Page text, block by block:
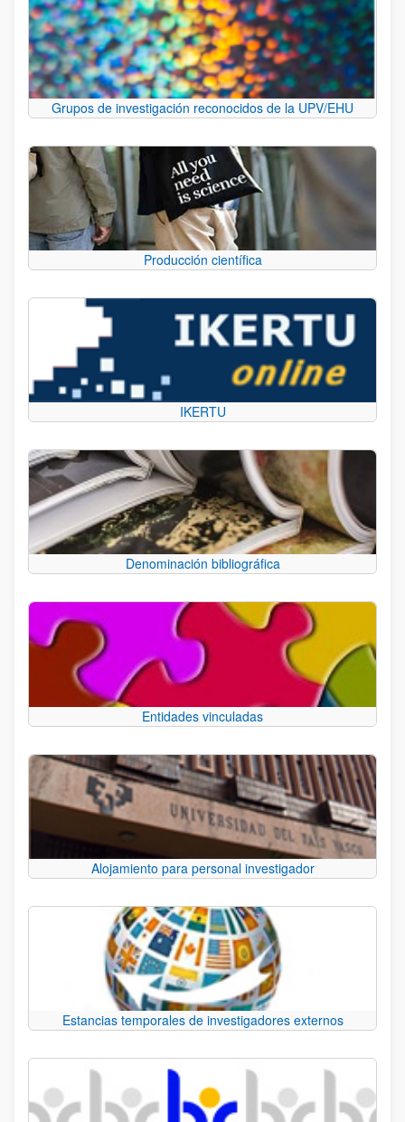
Grupos de investigación reconocidos de la UPV/EHU
Producción científica
IKERTU
Denominación bibliográfica
Entidades vinculadas
Alojamiento para personal investigador
Estancias temporales de investigadores externos